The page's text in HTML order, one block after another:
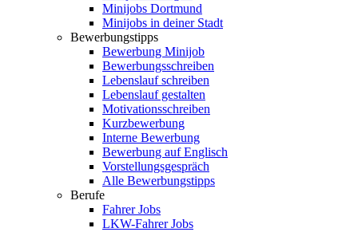
Minijobs Dortmund
Minijobs in deiner Stadt
Bewerbungstipps
Bewerbung Minijob
Bewerbungsschreiben
Lebenslauf schreiben
Lebenslauf gestalten
Motivationsschreiben
Kurzbewerbung
Interne Bewerbung
Bewerbung auf Englisch
Vorstellungsgespräch
Alle Bewerbungstipps
Berufe
Fahrer Jobs
LKW-Fahrer Jobs